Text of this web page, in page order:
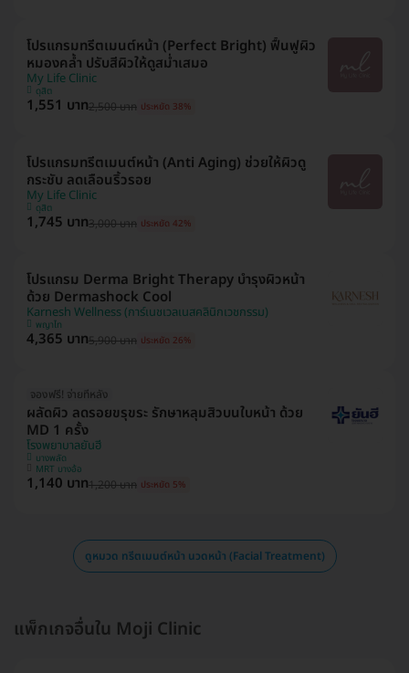
โปรแกรมทรีตเมนต์หน้า (Perfect Bright) ฟื้นฟูผิว
หมองคล้ำ ปรับสีผิวให้ดูสม่ำเสมอ
My Life Clinic
ดุสิต
1,551 บาท2,500 บาท ประหยัด 38%
โปรแกรมทรีตเมนต์หน้า (Anti Aging) ช่วยให้ผิวดู
กระชับ ลดเลือนริ้วรอย
My Life Clinic
ดุสิต
1,745 บาท3,000 บาท ประหยัด 42%
โปรแกรม Derma Bright Therapy บำรุงผิวหน้า
ด้วย Dermashock Cool
Karnesh Wellness (การ์เนชเวลเนสคลินิกเวชกรรม)
พญาไท
4,365 บาท5,900 บาท ประหยัด 26%
จองฟรี! จ่ายทีหลัง
ผลัดผิว ลดรอยขรุขระ รักษาหลุมสิวบนใบหน้า ด้วย
MD 1 ครั้ง
โรงพยาบาลยันฮี
บางพลัด
MRT บางอ้อ
1,140 บาท1,200 บาท ประหยัด 5%
ดูหมวด ทรีตเมนต์หน้า นวดหน้า (Facial Treatment)
แพ็กเกจอื่นใน Moji Clinic